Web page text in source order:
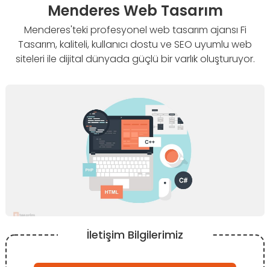
Menderes Web Tasarım
Menderes'teki profesyonel web tasarım ajansı Fi
Tasarım, kaliteli, kullanıcı dostu ve SEO uyumlu web
siteleri ile dijital dünyada güçlü bir varlık oluşturuyor.
İletişim Bilgilerimiz